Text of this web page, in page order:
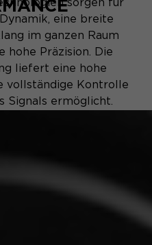
eine breite
im ganzen Raum
hohe Präzision. Die
liefert eine hohe
vollständige Kontrolle
Signals ermöglicht.